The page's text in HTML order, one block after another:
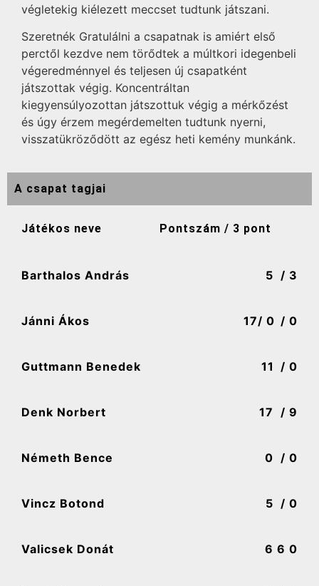
végletekig kiélezett meccset tudtunk játszani.
Szeretnék Gratulálni a csapatnak is amiért első
perctől kezdve nem törődtek a múltkori idegenbeli
végeredménnyel és teljesen új csapatként
játszottak végig. Koncentráltan
kiegyensúlyozottan játszottuk végig a mérkőzést
és úgy érzem megérdemelten tudtunk nyerni,
visszatükröződött az egész heti kemény munkánk.
A csapat tagjai
Játékos neve Pontszám / 3 pont
Barthalos András 5 / 3
Jánni Ákos 17/ 0 / 0
Guttmann Benedek 11 / 0
Denk Norbert 17 / 9
Németh Bence 0 / 0
Vincz Botond 5 / 0
Valicsek Donát 6 6 0